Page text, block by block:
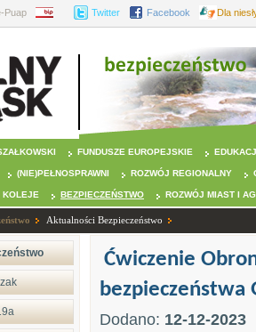
Puap BIP Twitter Facebook Dla
FUNDUSZE EUROPEJSKIE
(NIE)PEŁNOSPRAWNI ROZWÓJ REGIONALNY
KOLEJE BEZPIECZEŃSTWO ROZWÓJ MIAST I
Aktualności Bezpieczeństwo
Ćwiczenie
bezpieczeństwa
Dodano: 12-12-2023